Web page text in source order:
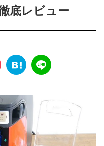
底レビュー